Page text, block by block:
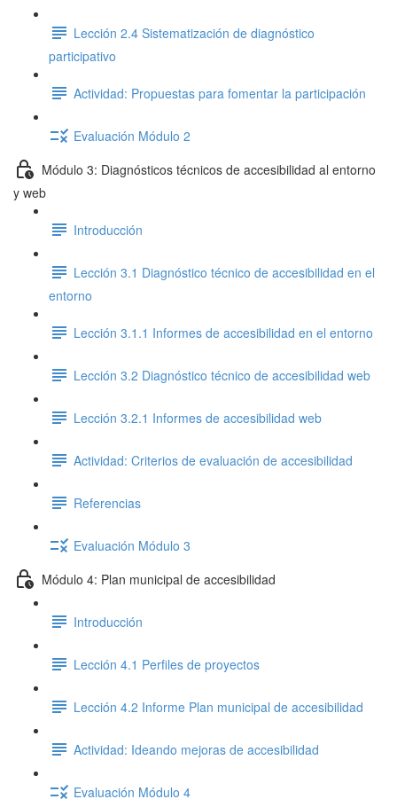
Lección 2.4 Sistematización de diagnóstico
participativo
Actividad: Propuestas para fomentar la participación
Evaluación Módulo 2
Módulo 3: Diagnósticos técnicos de accesibilidad al entorno
y web
Introducción
Lección 3.1 Diagnóstico técnico de accesibilidad en el
entorno
Lección 3.1.1 Informes de accesibilidad en el entorno
Lección 3.2 Diagnóstico técnico de accesibilidad web
Lección 3.2.1 Informes de accesibilidad web
Actividad: Criterios de evaluación de accesibilidad
Referencias
Evaluación Módulo 3
Módulo 4: Plan municipal de accesibilidad
Introducción
Lección 4.1 Perfiles de proyectos
Lección 4.2 Informe Plan municipal de accesibilidad
Actividad: Ideando mejoras de accesibilidad
Evaluación Módulo 4